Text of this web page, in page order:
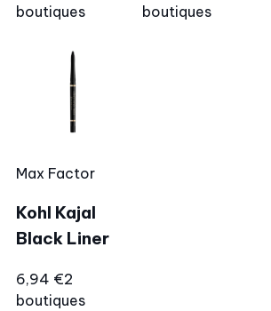
boutiques
boutiques
Max Factor
Kohl Kajal
Black Liner
6,94 €2
boutiques